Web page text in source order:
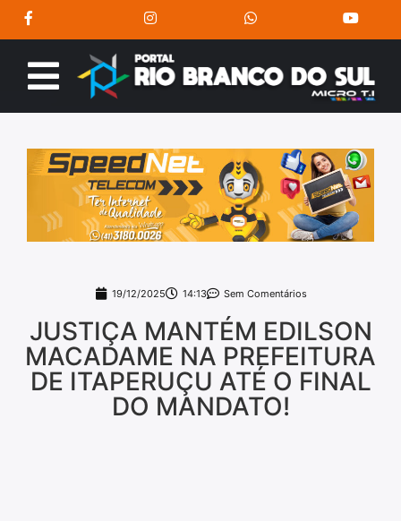
19/12/2025 14:13 Sem Comentários
JUSTIÇA MANTÉM EDILSON
MACADAME NA PREFEITURA
DE ITAPERUÇU ATÉ O FINAL
DO MANDATO!